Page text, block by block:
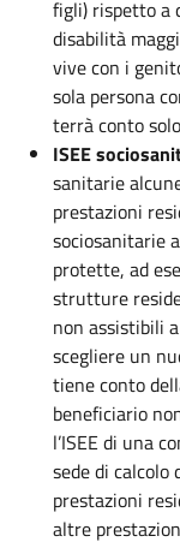
figli) rispetto a
disabilità
vive con i
sola persona
terrà conto
ISEE
sanitarie
prestazioni
sociosanitarie
protette, ad
strutture
non assistibili
scegliere un
tiene conto
beneficiario
l’ISEE di una
sede di calcolo
prestazioni
altre